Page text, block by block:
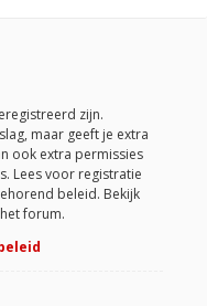
zijn.
maar geeft je extra
ook extra permissies
Lees voor registratie
beleid. Bekijk
forum.